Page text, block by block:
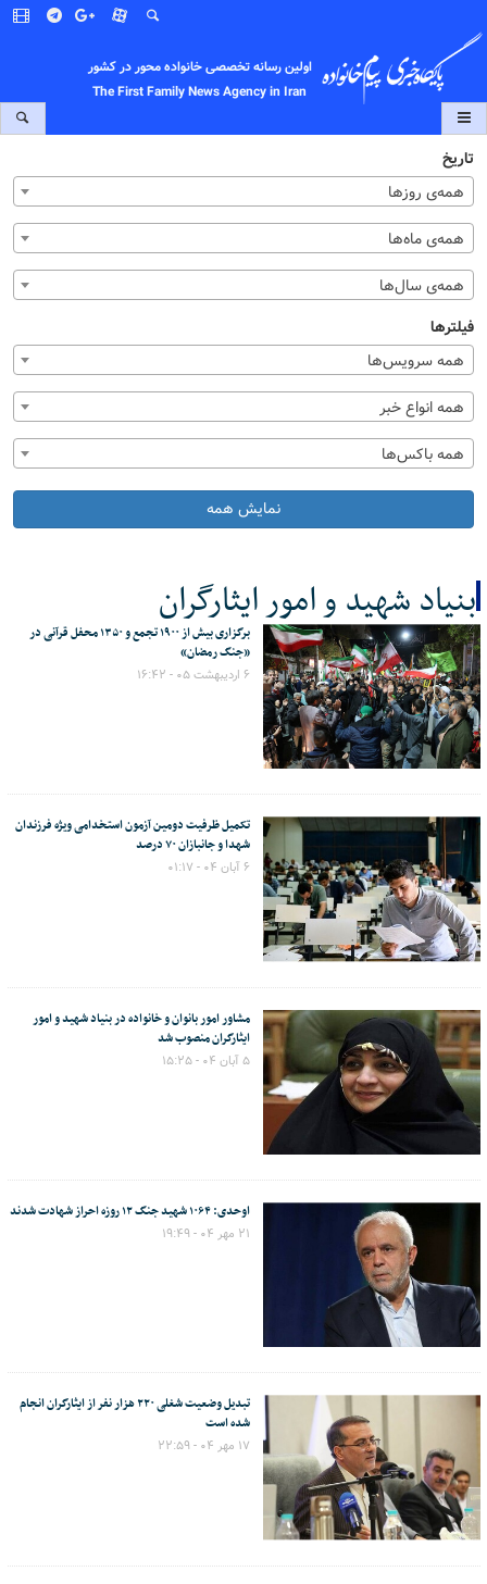
اولین رسانه تخصصی خانواده محور در کشور
The First Family News Agency in Iran
تاریخ
همه‌ی روزها
همه‌ی ماه‌ها
همه‌ی سال‌ها
فیلترها
همه سرویس‌ها
همه انواع خبر
همه باکس‌ها
نمایش همه
بنیاد شهید و امور ایثارگران
کل اخبار:14
برگزاری بیش از ۱۹۰۰ تجمع و ۱۳۵۰ محفل قرآنی در
«جنگ رمضان»
۶ اردیبهشت ۰۵ - ۱۶:۴۲
تکمیل ظرفیت دومین آزمون استخدامی ویژه فرزندان
شهدا و جانبازان ۷۰ درصد
۶ آبان ۰۴ - ۰۱:۱۷
مشاور امور بانوان و خانواده در بنیاد شهید و امور
ایثارگران منصوب شد
۵ آبان ۰۴ - ۱۵:۲۵
اوحدی: ۱۰۶۴ شهید جنگ ۱۲ روزه احراز شهادت شدند
۲۱ مهر ۰۴ - ۱۹:۴۹
تبدیل وضعیت شغلی ۲۲۰ هزار نفر از ایثارگران انجام
شده است
۱۷ مهر ۰۴ - ۲۲:۵۹